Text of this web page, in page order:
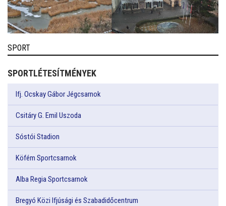
SPORT
SPORTLÉTESÍTMÉNYEK
Ifj. Ocskay Gábor Jégcsarnok
Csitáry G. Emil Uszoda
Sóstói Stadion
Köfém Sportcsarnok
Alba Regia Sportcsarnok
Bregyó Közi Ifjúsági és Szabadidőcentrum